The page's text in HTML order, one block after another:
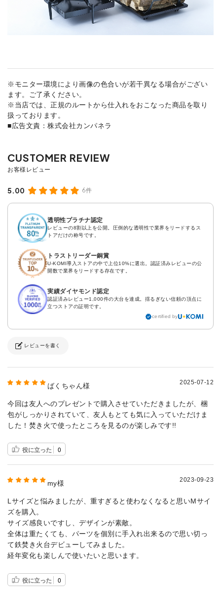
※モニター環境により画像の色合いが若干異なる場合がござい
ます。ご了承ください。
※当店では、正規のルートから仕入れをおこなった商品を取り
扱っております。
■広告文責：株式会社カンパネラ
5.00 6件
透明性プラチナ認定
レビューの8割以上を公開。圧倒的な透明性で業界をリードするス
トアだけの称号です。
トラストリーダー銅賞
U-KOMI導入ストアの中で上位10%に選出。認証済みレビューの公
開数で業界をリードする存在です。
実績ダイヤモンド認定
認証済みレビュー1,000件の大台を達成。揺るぎない信頼の頂点に
立つストアの証明です。
certified by
レビューを書く
ばくちゃん様 2025-07-12
今回は友人へのプレゼントで購入させていただきましたが、梱
包がしっかりされていて、友人もとても気に入っていただけま
した！焚き火で使ったところを見るのが楽しみです!!
役に立った 0
my様 2023-09-23
Lサイズと悩みましたが、重すぎると使わなくなると思いМサイ
ズを購入。
サイズ感良いですし、デザインが素敵。
全体は重たくても、パーツを個別に手入れ出来るので思い切っ
て鉄焚き火台デビューしてみました。
経年変化も楽しんで使いたいと思います。
役に立った 0